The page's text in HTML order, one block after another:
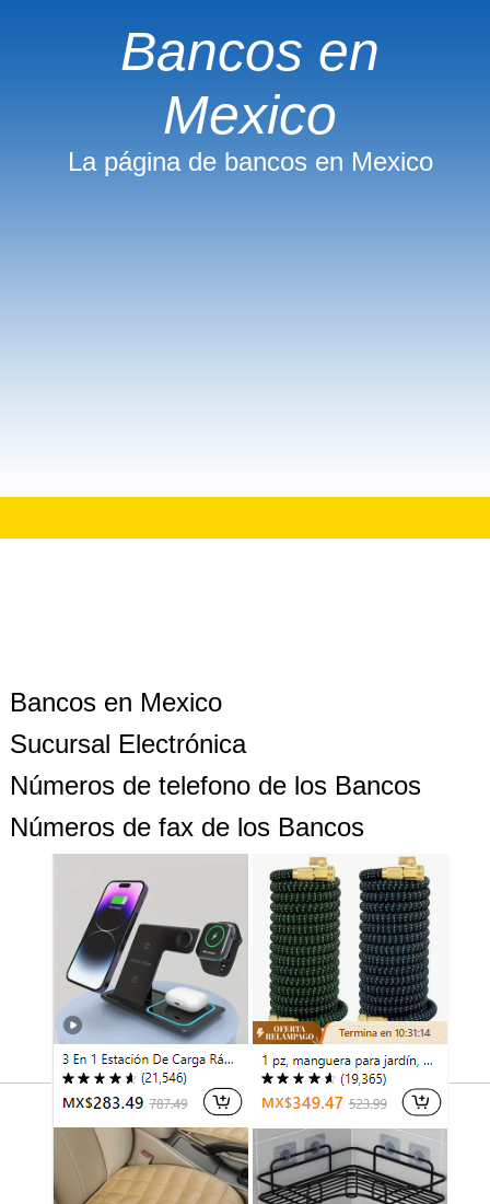
Bancos en
Mexico
La página de bancos en Mexico
Bancos en Mexico
Sucursal Electrónica
Números de telefono de los Bancos
Números de fax de los Bancos